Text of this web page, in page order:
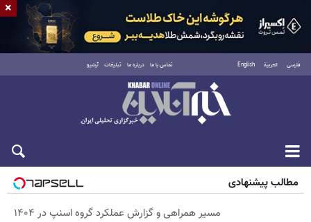
فارسی العربية English تماس با ما درباره ما تبلیغات آرشیو
پنجشنبه ۱۵ مرداد ۱۴۰۵
مطالب پیشنهادی
مسیر همراهی و گزارش عملکرد گروه اسنپ در ۱۴۰۴
×